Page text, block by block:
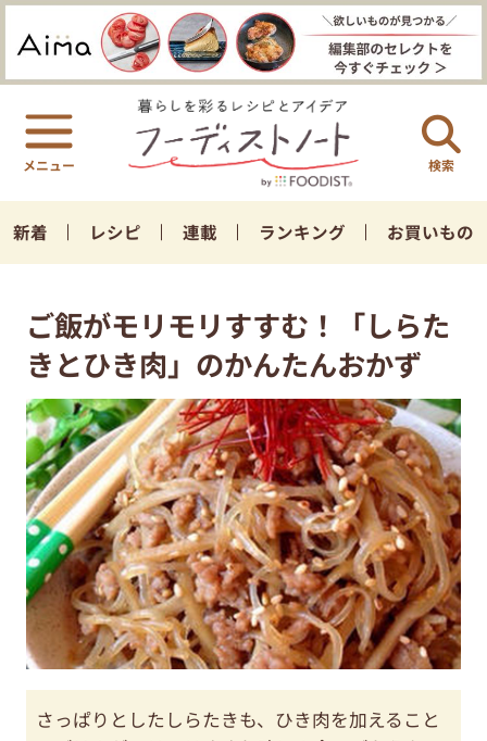
検索
新着 レシピ 連載 ランキング お買いもの
ご飯がモリモリすすむ！「しらた
きとひき肉」のかんたんおかず
さっぱりとしたしらたきも、ひき肉を加えること